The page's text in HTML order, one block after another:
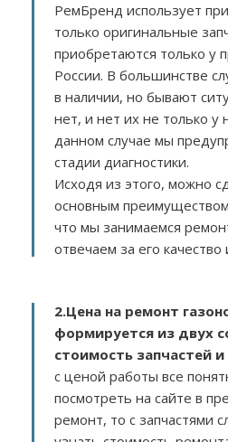
РемБренд использует
только оригинальные
приобретаются только у
России. В большинстве
в наличии, но бывают
нет, и нет их не только у
данном случае мы
стадии диагностики.
Исходя из этого, можно
основным
что мы занимаемся
отвечаем за его
2.Цена на ремонт
формируется из двух
стоимость запчастей
с ценой работы все
посмотреть на сайте в
ремонт, то с запчастями